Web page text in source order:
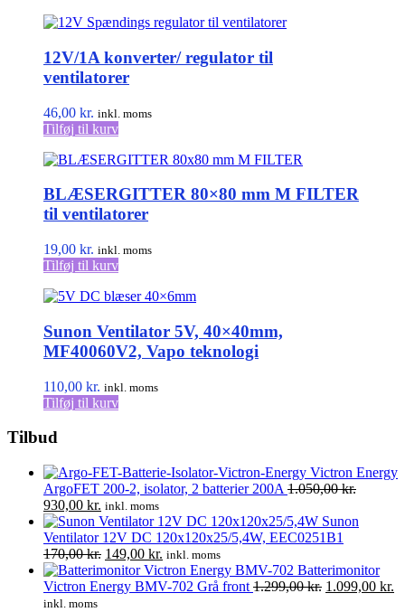
12V/1A konverter/ regulator til
ventilatorer
46,00 kr. inkl. moms
Tilføj til kurv
BLÆSERGITTER 80×80 mm M FILTER
til ventilatorer
19,00 kr. inkl. moms
Tilføj til kurv
Sunon Ventilator 5V, 40×40mm,
MF40060V2, Vapo teknologi
110,00 kr. inkl. moms
Tilføj til kurv
Tilbud
Victron Energy
ArgoFET 200-2, isolator, 2 batterier 200A 1.050,00kr.
Den
oprindelige
pris
var:
1.050,00 kr..
930,00 kr. Den
aktuelle
pris
er:
930,00 kr..
inkl. moms
Sunon
Ventilator 12V DC 120x120x25/5,4W, EEC0251B1
170,00kr. Den
oprindelige
pris
149,00 kr. Den
aktuelle
pris
inkl. moms
Batterimonitor
Victron Energy BMV-702 Grå front 1.299,00kr. Den
1.099,00 kr.
inkl. moms